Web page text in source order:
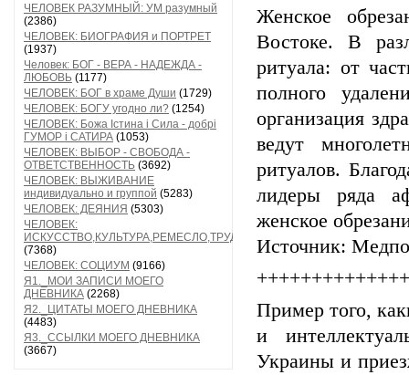
ЧЕЛОВЕК РАЗУМНЫЙ: УМ разумный
(2386)
ЧЕЛОВЕК: БИОГРАФИЯ и ПОРТРЕТ
(1937)
Человек: БОГ - ВЕРА - НАДЕЖДА -
ЛЮБОВЬ (1177)
ЧЕЛОВЕК: БОГ в храме Души (1729)
ЧЕЛОВЕК: БОГУ угодно ли? (1254)
ЧЕЛОВЕК: Божа Істина і Сила - добрі
ГУМОР і САТИРА (1053)
ЧЕЛОВЕК: ВЫБОР - СВОБОДА -
ОТВЕТСТВЕННОСТЬ (3692)
ЧЕЛОВЕК: ВЫЖИВАНИЕ
индивидуально и группой (5283)
ЧЕЛОВЕК: ДЕЯНИЯ (5303)
ЧЕЛОВЕК:
ИСКУССТВО,КУЛЬТУРА,РЕМЕСЛО,ТРУД
(7368)
ЧЕЛОВЕК: СОЦИУМ (9166)
Я1._МОИ ЗАПИСИ МОЕГО
ДНЕВНИКА (2268)
Я2._ЦИТАТЫ МОЕГО ДНЕВНИКА
(4483)
Я3._ССЫЛКИ МОЕГО ДНЕВНИКА
(3667)
Женское
Востоке. В
ритуала: от
полного
организация
ведут
ритуалов.
лидеры ряда
женское
Источник:
Пример того,
и
Украины и